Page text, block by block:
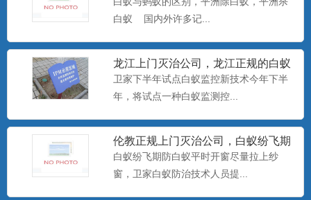
白蚁 国内外许多记...
龙江上门灭治公司，龙江正规的白蚁
防治中心，卫家下半年试点白
卫家下半年试点白蚁监控新技术今年下半
年，将试点一种白蚁监测控...
伦教正规上门灭治公司，白蚁纷飞期
防白蚁平时开窗尽量拉上纱窗
白蚁纷飞期防白蚁平时开窗尽量拉上纱
窗，卫家白蚁防治技术人员提...
美国百户泰2.5%联苯菊酯悬浮剂
产品特点：美国富美实公司出品，无刺激
气味，可杀可防，具有驱避...
美国百户喜10%联苯菊酯乳油
产品特点：美国富美实公司出品，有刺激